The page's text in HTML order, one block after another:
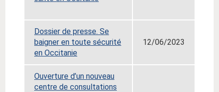
Dossier de presse. Se
baigner en toute sécurité
en Occitanie
12/06/2023
Ouverture d’un nouveau
centre de consultations